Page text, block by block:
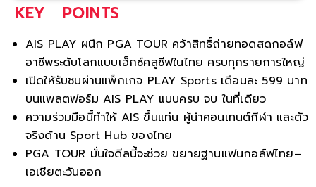
KEY POINTS
AIS PLAY ผนึก PGA TOUR คว้าสิทธิ์ถ่ายทอดสดกอล์ฟ
อาชีพระดับโลกแบบเอ็กซ์คลูซีฟในไทย ครบทุกรายการใหญ่
เปิดให้รับชมผ่านแพ็กเกจ PLAY Sports เดือนละ 599 บาท
บนแพลตฟอร์ม AIS PLAY แบบครบ จบ ในที่เดียว
ความร่วมมือนี้ทำให้ AIS ขึ้นแท่น ผู้นำคอนเทนต์กีฬา และตัว
จริงด้าน Sport Hub ของไทย
PGA TOUR มั่นใจดีลนี้จะช่วย ขยายฐานแฟนกอล์ฟไทย–
เอเชียตะวันออกเฉียงใต้ พร้อมประสบการณ์รั